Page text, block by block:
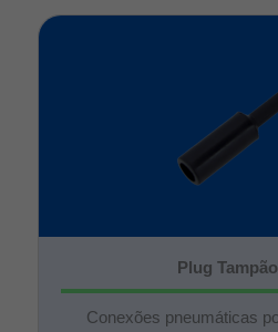
Plug
Conexões pneumáticas